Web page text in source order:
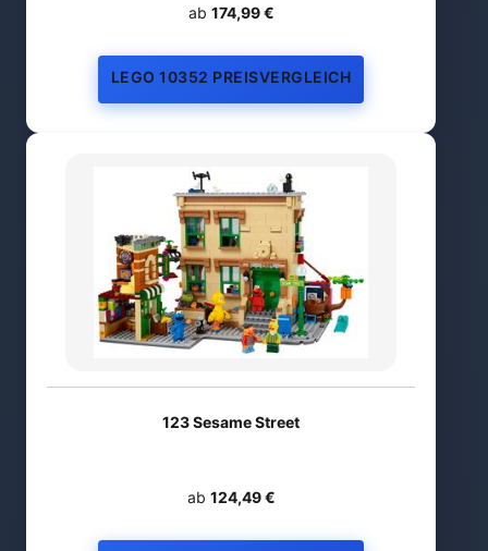
ab 174,99 €
LEGO 10352 PREISVERGLEICH
123 Sesame Street
ab 124,49 €